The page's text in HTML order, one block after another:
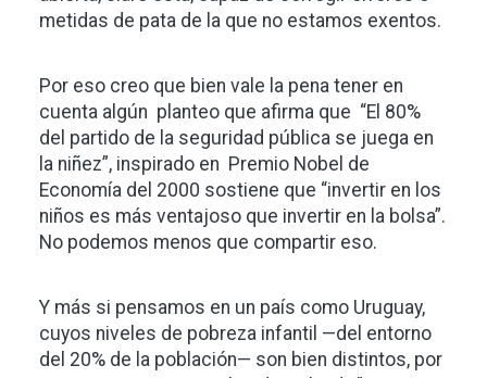
metidas de pata de la que no estamos exentos.
Por eso creo que bien vale la pena tener en
cuenta algún planteo que afirma que “El 80%
del partido de la seguridad pública se juega en
la niñez”, inspirado en Premio Nobel de
Economía del 2000 sostiene que “invertir en los
niños es más ventajoso que invertir en la bolsa”.
No podemos menos que compartir eso.
Y más si pensamos en un país como Uruguay,
cuyos niveles de pobreza infantil —del entorno
del 20% de la población— son bien distintos, por